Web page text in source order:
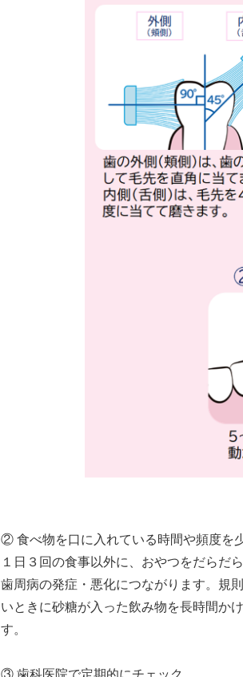
② 食べ物を口に入れている時間や頻度を
１日３回の食事以外に、おやつをだらだ
歯周病の発症・悪化につながります。規
いときに砂糖が入った飲み物を長時間か
す。